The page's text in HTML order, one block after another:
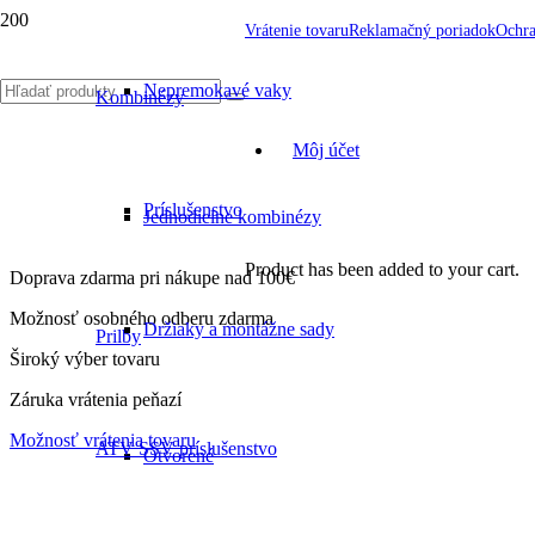
Vrátenie tovaruReklamačný poriadok
Môj účet
Product has been added to your cart.
Kombinézy
Jednodielne kombinézy
Prilby
Otvorené
Nepremokavé vaky
Príslušenstvo
Držiaky a montážne sady
ATV SSV príslušenstvo
Doprava zdarma pri nákupe nad 100€
Možnosť osobného odberu zdarma
Široký výber tovaru
Záruka vrátenia peňazí
Možnosť vrátenia tovaru